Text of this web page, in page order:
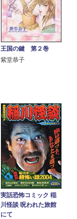
王国の鍵 第２巻
紫堂恭子
実話恐怖コミック 稲
川怪談 呪われた旅館
にて